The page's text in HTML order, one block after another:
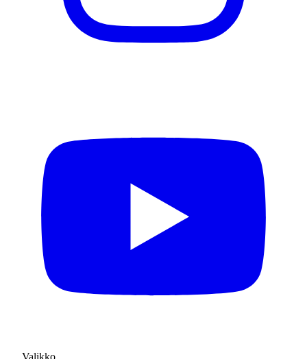
Valikko